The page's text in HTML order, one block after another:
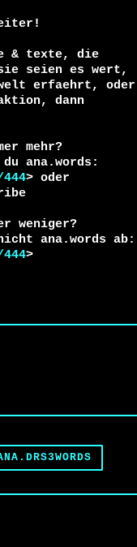
& texte, die
seien es wert,
erfaehrt, oder
mehr?
ana.words:
weniger?
ana.words ab:
>